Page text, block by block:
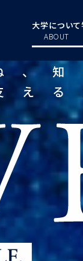
大学について
ABOUT